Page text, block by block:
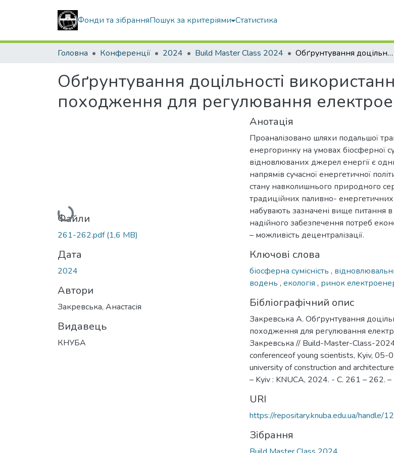
Фонди та зібранняПошук за критеріями Статистика
Головна Конференції 2024 Build Master Class 2024 Обґрунтування доцільності використання газів штучного походження для регулювання електроенергетики в Україні
Обґрунтування доцільності
походження для регулювання
Вантажиться...
Файли
261-262.pdf(1,6 MB)
Дата
2024
Автори
Закревська, Анастасія
Видавець
КНУБА
Анотація
Проаналізовано шляхи подальшої
енергоринку на умовах біосферної
відновлюваних джерел енергії є
напрямів сучасної енергетичної
стану навколишнього природного
традиційних паливно- енергетичних
набувають зазначені вище питання
надійного забезпечення потреб
– можливість децентралізації.
Ключові слова
біосферна сумісність ,
водень , екологія , ринок
Бібліографічний опис
Закревська А. Обґрунтування
походження для регулювання
Закревська // Build-Master-Class-
conferenceof young scientists, Kyiv,
university of construction and
– Kyiv : KNUCA, 2024. - С. 261 – 262. –
URI
https://repositary.knuba.edu.ua/
Зібрання